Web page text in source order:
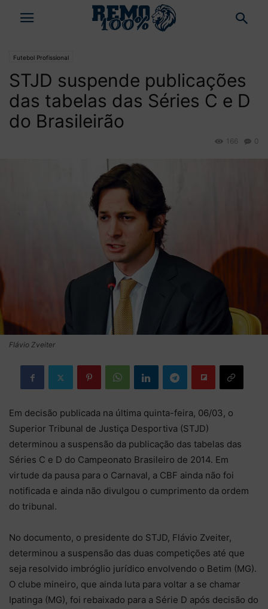
Futebol Profissional
STJD suspende publicações
das tabelas das Séries C e D
do Brasileirão
0
166
Flávio Zveiter
Em decisão publicada na última quinta-feira, 06/03, o
Superior Tribunal de Justiça Desportiva (STJD)
determinou a suspensão da publicação das tabelas das
Séries C e D do Campeonato Brasileiro de 2014. Em
virtude da pausa para o Carnaval, a CBF ainda não foi
notificada e ainda não divulgou o cumprimento da ordem
do tribunal.
No documento, o presidente do STJD, Flávio Zveiter,
determinou a suspensão das duas competições até que
seja resolvido imbróglio jurídico envolvendo o Betim (MG).
O clube mineiro, que ainda luta para voltar a se chamar
Ipatinga (MG), foi rebaixado para a Série D após decisão do